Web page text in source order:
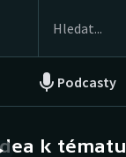
Podcasty
NEPŘEHLÉDNĚTE
k tématu